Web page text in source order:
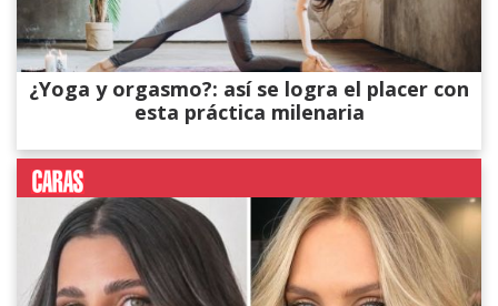
¿Yoga y orgasmo?: así se logra el placer con
esta práctica milenaria